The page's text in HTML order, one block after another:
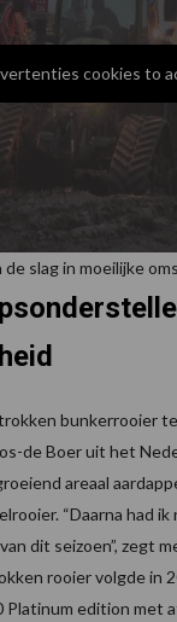
cookies to
slag in moeilijke
bunkerrooier
de Boer uit het
areaal
“Daarna had
dit seizoen”, zegt
rooier volgde in
Platinum edition met